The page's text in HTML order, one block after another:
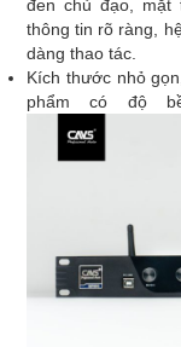
đen chủ đạo, mặt
thông tin rõ ràng,
dàng thao tác.
Kích thước nhỏ
phẩm có độ